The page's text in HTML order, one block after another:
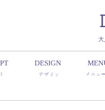
DESIGN
デザイン メニュ